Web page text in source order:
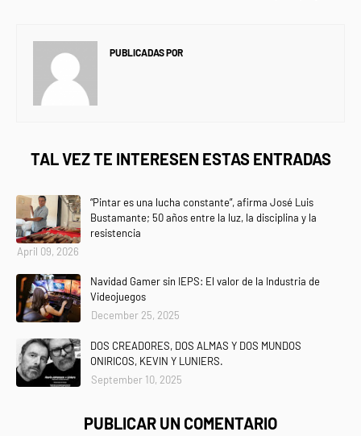
PUBLICADAS POR
TAL VEZ TE INTERESEN ESTAS ENTRADAS
“Pintar es una lucha constante”, afirma José Luis
Bustamante; 50 años entre la luz, la disciplina y la
resistencia
April 09, 2026
Navidad Gamer sin IEPS: El valor de la Industria de
Videojuegos
December 25, 2025
DOS CREADORES, DOS ALMAS Y DOS MUNDOS
ONIRICOS, KEVIN Y LUNIERS.
September 10, 2025
PUBLICAR UN COMENTARIO